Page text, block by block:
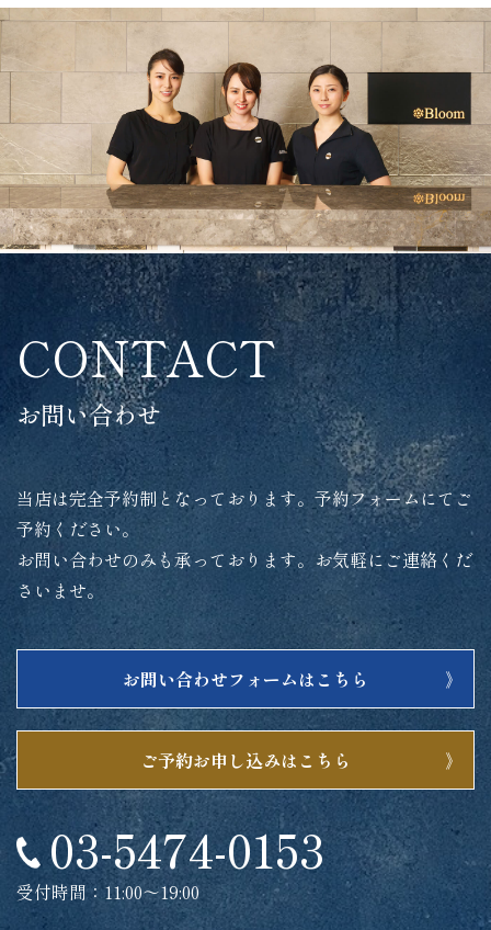
CONTACT
お問い合わせ
当店は完全予約制となっております。予約フォームにてご
予約ください。
お問い合わせのみも承っております。お気軽にご連絡くだ
さいませ。
お問い合わせフォームはこちら
ご予約お申し込みはこちら
03-5474-0153
受付時間：11:00～19:00